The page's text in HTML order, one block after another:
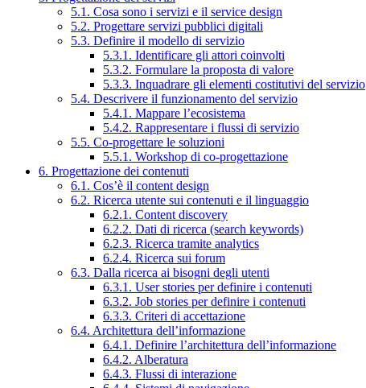
5.1. Cosa sono i servizi e il service design
5.2. Progettare servizi pubblici digitali
5.3. Definire il modello di servizio
5.3.1. Identificare gli attori coinvolti
5.3.2. Formulare la proposta di valore
5.3.3. Inquadrare gli elementi costitutivi del servizio
5.4. Descrivere il funzionamento del servizio
5.4.1. Mappare l’ecosistema
5.4.2. Rappresentare i flussi di servizio
5.5. Co-progettare le soluzioni
5.5.1. Workshop di co-progettazione
6. Progettazione dei contenuti
6.1. Cos’è il content design
6.2. Ricerca utente sui contenuti e il linguaggio
6.2.1. Content discovery
6.2.2. Dati di ricerca (search keywords)
6.2.3. Ricerca tramite analytics
6.2.4. Ricerca sui forum
6.3. Dalla ricerca ai bisogni degli utenti
6.3.1. User stories per definire i contenuti
6.3.2. Job stories per definire i contenuti
6.3.3. Criteri di accettazione
6.4. Architettura dell’informazione
6.4.1. Definire l’architettura dell’informazione
6.4.2. Alberatura
6.4.3. Flussi di interazione